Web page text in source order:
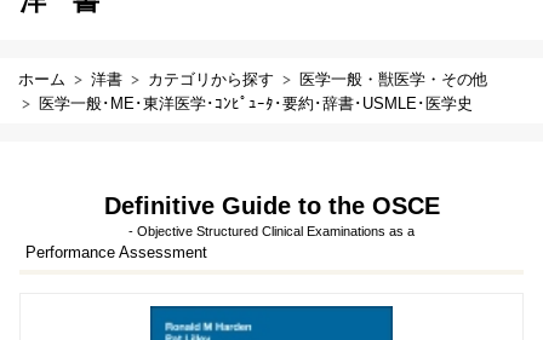
ホーム 洋書 カテゴリから探す
医学一般・獣医学・その他
医学一般･ME･東洋医学･ｺﾝﾋﾟｭｰﾀ･要約･辞書･USMLE･医学史
Definitive Guide to the OSCE
- Objective Structured Clinical Examinations as a
Performance Assessment